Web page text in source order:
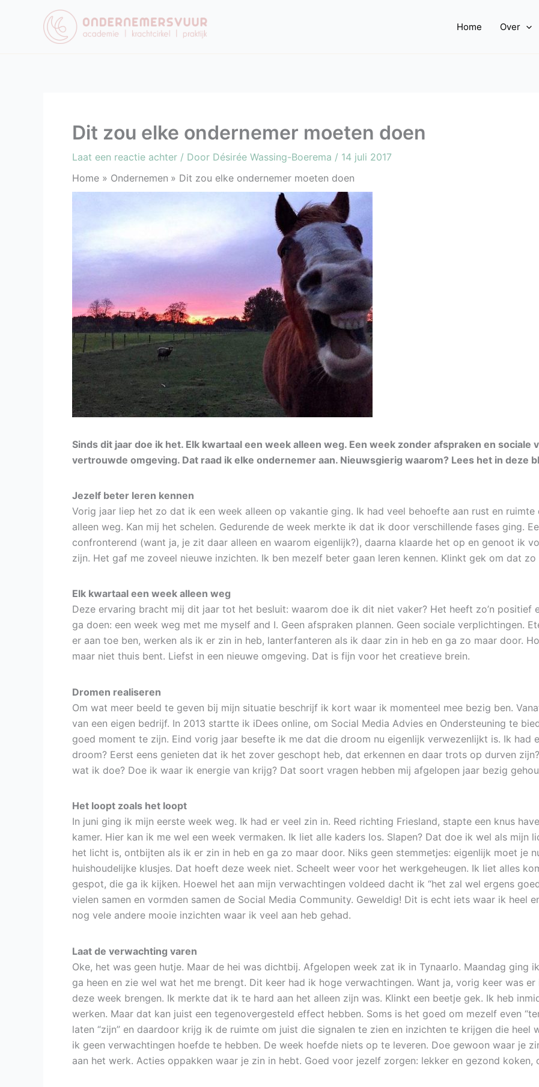
Home Over
Dit zou elke ondernemer moeten doen
Laat een reactie achter / Door Désirée Wassing-Boerema / 14 juli 2017
Home
Ondernemen Dit zou elke ondernemer moeten doen
Sinds dit jaar doe ik het. Elk kwartaal een week alleen weg. Een week zonder afspraken en sociale
vertrouwde omgeving. Dat raad ik elke ondernemer aan. Nieuwsgierig waarom? Lees het in deze
Jezelf beter leren kennen
Vorig jaar liep het zo dat ik een week alleen op vakantie ging. Ik had veel behoefte aan rust en
alleen weg. Kan mij het schelen. Gedurende de week merkte ik dat ik door verschillende fases ging.
confronterend (want ja, je zit daar alleen en waarom eigenlijk?), daarna klaarde het op en genoot ik
zijn. Het gaf me zoveel nieuwe inzichten. Ik ben mezelf beter gaan leren kennen. Klinkt gek om dat
Elk kwartaal een week alleen weg
Deze ervaring bracht mij dit jaar tot het besluit: waarom doe ik dit niet vaker? Het heeft zo’n positief
ga doen: een week weg met me myself and I. Geen afspraken plannen. Geen sociale verplichtingen.
er aan toe ben, werken als ik er zin in heb, lanterfanteren als ik daar zin in heb en ga zo maar door.
maar niet thuis bent. Liefst in een nieuwe omgeving. Dat is fijn voor het creatieve brein.
Dromen realiseren
Om wat meer beeld te geven bij mijn situatie beschrijf ik kort waar ik momenteel mee bezig ben.
van een eigen bedrijf. In 2013 startte ik iDees online, om Social Media Advies en Ondersteuning te
goed moment te zijn. Eind vorig jaar besefte ik me dat die droom nu eigenlijk verwezenlijkt is. Ik had
droom? Eerst eens genieten dat ik het zover geschopt heb, dat erkennen en daar trots op durven
wat ik doe? Doe ik waar ik energie van krijg? Dat soort vragen hebben mij afgelopen jaar bezig
Het loopt zoals het loopt
In juni ging ik mijn eerste week weg. Ik had er veel zin in. Reed richting Friesland, stapte een knus
kamer. Hier kan ik me wel een week vermaken. Ik liet alle kaders los. Slapen? Dat doe ik wel als mijn
het licht is, ontbijten als ik er zin in heb en ga zo maar door. Niks geen stemmetjes: eigenlijk moet je
huishoudelijke klusjes. Dat hoeft deze week niet. Scheelt weer voor het werkgeheugen. Ik liet alles
gespot, die ga ik kijken. Hoewel het aan mijn verwachtingen voldeed dacht ik “het zal wel ergens
vielen samen en vormden samen de Social Media Community. Geweldig! Dit is echt iets waar ik heel
nog vele andere mooie inzichten waar ik veel aan heb gehad.
Laat de verwachting varen
Oke, het was geen hutje. Maar de hei was dichtbij. Afgelopen week zat ik in Tynaarlo. Maandag ging
ga heen en zie wel wat het me brengt. Dit keer had ik hoge verwachtingen. Want ja, vorig keer was
deze week brengen. Ik merkte dat ik te hard aan het alleen zijn was. Klinkt een beetje gek. Ik heb
werken. Maar dat kan juist een tegenovergesteld effect hebben. Soms is het goed om mezelf even
laten “zijn” en daardoor krijg ik de ruimte om juist die signalen te zien en inzichten te krijgen die
ik geen verwachtingen hoefde te hebben. De week hoefde niets op te leveren. Doe gewoon waar je
aan het werk. Acties oppakken waar je zin in hebt. Goed voor jezelf zorgen: lekker en gezond koken,